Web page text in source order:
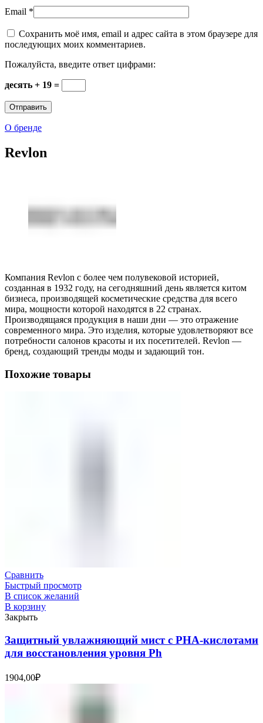
Email *
Сохранить моё имя, email и адрес сайта в этом браузере для
последующих моих комментариев.
Пожалуйста, введите ответ цифрами:
десять + 19 =
О бренде
Revlon
Компания Revlon с более чем полувековой историей,
созданная в 1932 году, на сегодняшний день является китом
бизнеса, производящей косметические средства для всего
мира, мощности которой находятся в 22 странах.
Производящаяся продукция в наши дни — это отражение
современного мира. Это изделия, которые удовлетворяют все
потребности салонов красоты и их посетителей. Revlon —
бренд, создающий тренды моды и задающий тон.
Похожие товары
Сравнить
Быстрый просмотр
В список желаний
В корзину
Закрыть
Защитный увлажняющий мист с PHA-кислотами
для восстановления уровня Ph
1904,00₽